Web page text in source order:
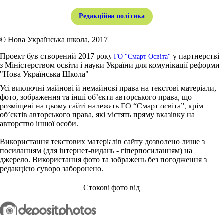
Редакційна політика
© Нова Українська школа, 2017
Проект був створений 2017 року ГО "Смарт Освіта" у партнерстві
з Міністерством освіти і науки України для комунікації реформи
"Нова Українська Школа"
Усі виключні майнові й немайнові права на текстові матеріали,
фото, зображення та інші об’єкти авторського права, що
розміщені на цьому сайті належать ГО “Смарт освіта”, крім
об’єктів авторського права, які містять пряму вказівку на
авторство іншої особи.
Використання текстових матеріалів сайту дозволено лише з
посиланням (для інтернет-видань - гіперпосиланням) на
джерело. Використання фото та зображень без погодження з
редакцією суворо заборонено.
Стокові фото від